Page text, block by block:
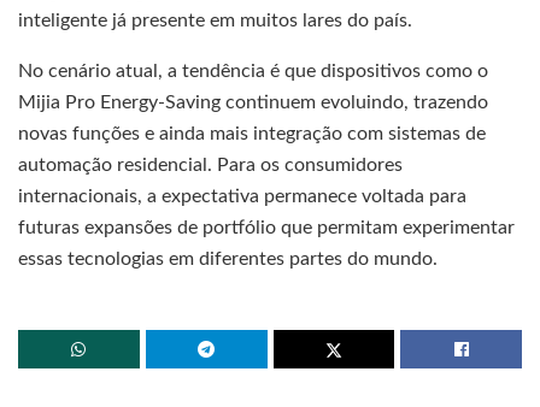
inteligente já presente em muitos lares do país.
No cenário atual, a tendência é que dispositivos como o
Mijia Pro Energy-Saving continuem evoluindo, trazendo
novas funções e ainda mais integração com sistemas de
automação residencial. Para os consumidores
internacionais, a expectativa permanece voltada para
futuras expansões de portfólio que permitam experimentar
essas tecnologias em diferentes partes do mundo.